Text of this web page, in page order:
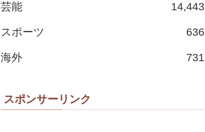
芸能 14,443
スポーツ 636
海外 731
スポンサーリンク